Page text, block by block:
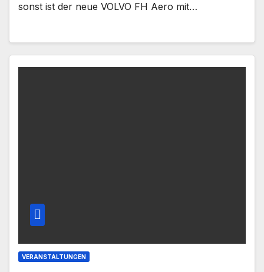
sonst ist der neue VOLVO FH Aero mit…
VERANSTALTUNGEN